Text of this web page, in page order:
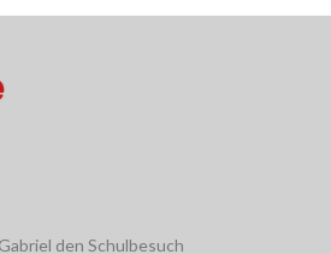
den Schulbesuch